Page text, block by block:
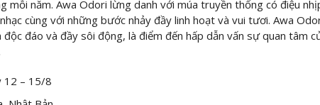
mỗi năm. Awa Odori lừng danh với múa truyền thống có điệu
cùng với những bước nhảy đầy linh hoạt và vui tươi. Awa
đáo và đầy sôi động, là điểm đến hấp dẫn vấn sự quan tâm
12 – 15/8